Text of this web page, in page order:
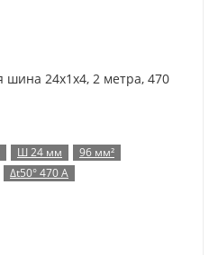
шина 24x1x4, 2 метра, 470
Ш 24 мм
96 мм²
Δt50° 470 А